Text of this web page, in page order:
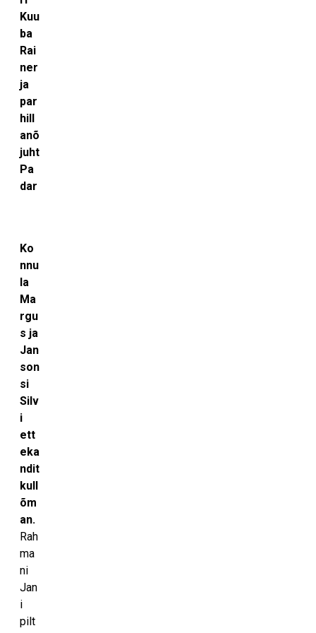
Kuu
ba
Rai
ner
ja
par
hill
anõ
juht
Pa
dar
Ko
nnu
la
Ma
rgu
s ja
Jan
son
si
Silv
i
ett
eka
ndit
kull
õm
an.
Rah
ma
ni
Jan
i
pilt